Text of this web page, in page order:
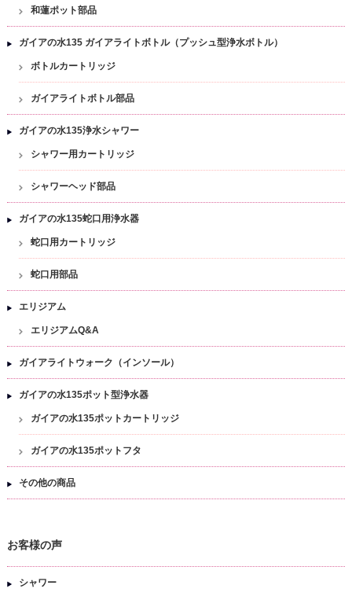
和蓮ポット部品
ガイアの水135 ガイアライトボトル（プッシュ型浄水ボトル）
ボトルカートリッジ
ガイアライトボトル部品
ガイアの水135浄水シャワー
シャワー用カートリッジ
シャワーヘッド部品
ガイアの水135蛇口用浄水器
蛇口用カートリッジ
蛇口用部品
エリジアム
エリジアムQ&A
ガイアライトウォーク（インソール）
ガイアの水135ポット型浄水器
ガイアの水135ポットカートリッジ
ガイアの水135ポットフタ
その他の商品
お客様の声
シャワー